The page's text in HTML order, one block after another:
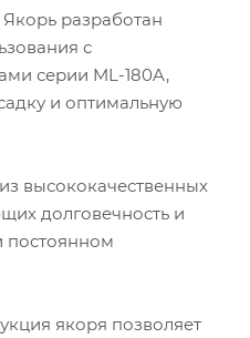
Якорь разработан
с
серии ML-180A,
и оптимальную
высококачественных
долговечность и
постоянном
якоря позволяет